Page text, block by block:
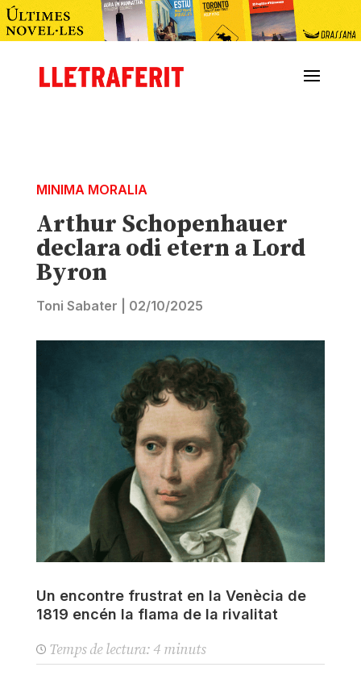
MINIMA MORALIA
Arthur Schopenhauer
declara odi etern a Lord
Byron
Toni Sabater 02/10/2025
Un encontre frustrat en la Venècia de
1819 encén la flama de la rivalitat
Temps de lectura: 4 minuts